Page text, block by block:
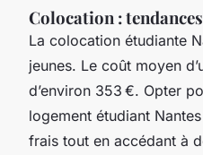
Colocation :
La colocation étudiante
jeunes. Le coût moyen
d’environ 353 €. Opter
logement étudiant
frais tout en accédant à